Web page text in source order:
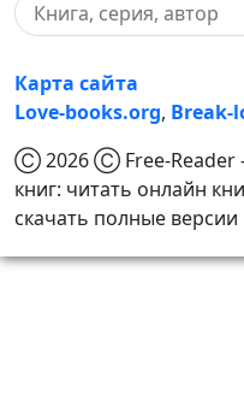
Карта сайта
Love-books.org, Break-
Ⓒ 2026 Ⓒ Free-Reader
книг: читать онлайн
скачать полные версии